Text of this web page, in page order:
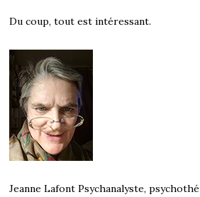
Du coup, tout est intéressant.
Jeanne Lafont Psychanalyste,